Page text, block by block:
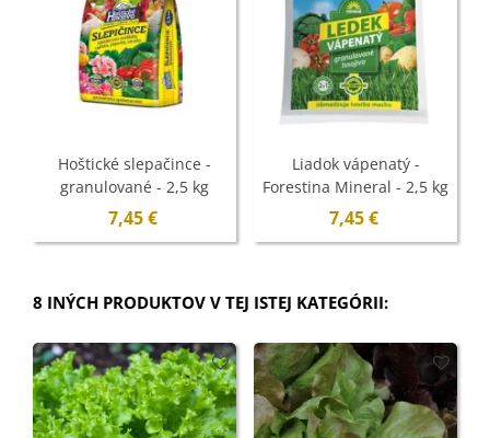
Hoštické slepačince -
granulované - 2,5 kg
7,45 €
Liadok vápenatý -
Forestina Mineral - 2,5 kg
7,45 €
8 INÝCH PRODUKTOV V TEJ ISTEJ KATEGÓRII: